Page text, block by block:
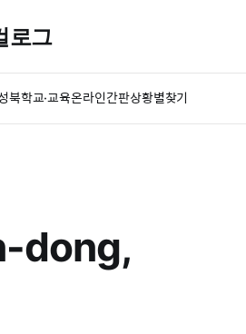
로그
북학교·교육온라인간판상황별찾기
dong,